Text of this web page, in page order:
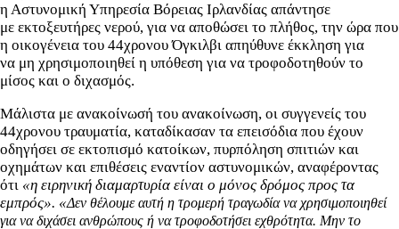
η Αστυνομική Υπηρεσία Βόρειας Ιρλανδίας απάντησε
με εκτοξευτήρες νερού, για να αποθώσει το πλήθος, την ώρα που
η οικογένεια του 44χρονου Όγκιλβι απηύθυνε έκκληση για
να μη χρησιμοποιηθεί η υπόθεση για να τροφοδοτηθούν το
μίσος και ο διχασμός.
Μάλιστα με ανακοίνωσή του ανακοίνωση, οι συγγενείς του
44χρονου τραυματία, καταδίκασαν τα επεισόδια που έχουν
οδηγήσει σε εκτοπισμό κατοίκων, πυρπόληση σπιτιών και
οχημάτων και επιθέσεις εναντίον αστυνομικών, αναφέροντας
ότι «η ειρηνική διαμαρτυρία είναι ο μόνος δρόμος προς τα
εμπρός». «Δεν θέλουμε αυτή η τρομερή τραγωδία να χρησιμοποιηθεί
για να διχάσει ανθρώπους ή να τροφοδοτήσει εχθρότητα. Μην το